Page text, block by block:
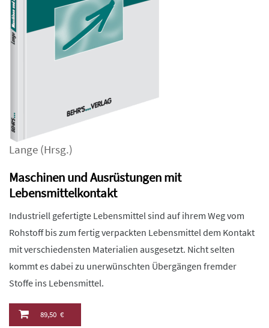
Lange (Hrsg.)
Maschinen und Ausrüstungen mit
Lebensmittelkontakt
Industriell gefertigte Lebensmittel sind auf ihrem Weg vom
Rohstoff bis zum fertig verpackten Lebensmittel dem Kontakt
mit verschiedensten Materialien ausgesetzt. Nicht selten
kommt es dabei zu unerwünschten Übergängen fremder
Stoffe ins Lebensmittel.
89,50 €